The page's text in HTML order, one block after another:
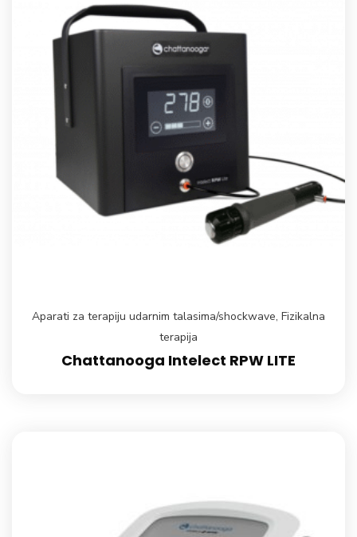
Aparati za terapiju udarnim talasima/shockwave, Fizikalna
terapija
Chattanooga Intelect RPW LITE